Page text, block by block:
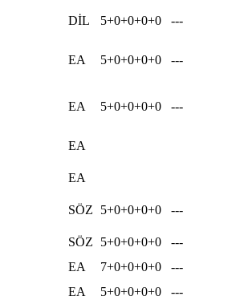
DİL 5+0+0+0+0
---
EA 5+0+0+0+0 ---
EA 5+0+0+0+0 ---
EA
EA
SÖZ 5+0+0+0+0
---
SÖZ 5+0+0+0+0
---
EA 7+0+0+0+0
---
EA 5+0+0+0+0
---